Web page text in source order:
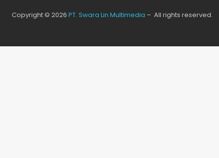
Copyright © 2026 PT. Swara Lin Multimedia – All rights reserved.